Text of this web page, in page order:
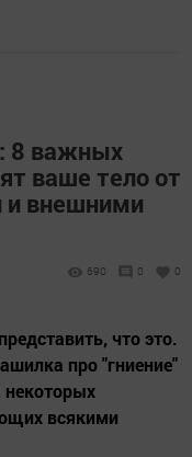
8 важных
ваше тело от
и внешними
690 0 0
что это.
про "гниение"
всякими